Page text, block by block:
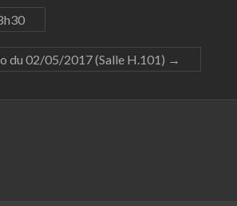
du 02/05/2017 (Salle H.101) →